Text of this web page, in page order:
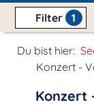
Filter 1
Du bist hier:
Konzert -
Konzert